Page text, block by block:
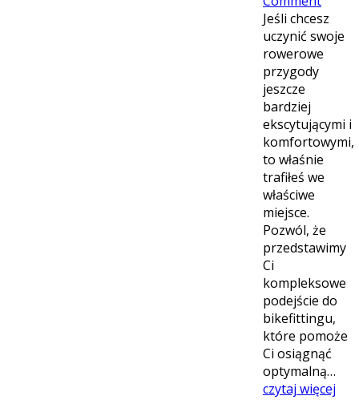
Jeśli chcesz
uczynić swoje
rowerowe
przygody
jeszcze
bardziej
ekscytującymi i
komfortowymi,
to właśnie
trafiłeś we
właściwe
miejsce.
Pozwól, że
przedstawimy
Ci
kompleksowe
podejście do
bikefittingu,
które pomoże
Ci osiągnąć
optymalną…
czytaj więcej